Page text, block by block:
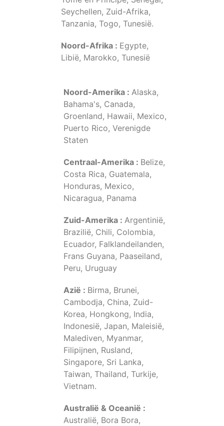
Seychellen, Zuid-Afrika,
Tanzania, Togo, Tunesië.
Noord-Afrika : Egypte,
Libië, Marokko, Tunesië
Noord-Amerika : Alaska,
Bahama's, Canada,
Groenland, Hawaii, Mexico,
Puerto Rico, Verenigde
Staten
Centraal-Amerika : Belize,
Costa Rica, Guatemala,
Honduras, Mexico,
Nicaragua, Panama
Zuid-Amerika : Argentinië,
Brazilië, Chili, Colombia,
Ecuador, Falklandeilanden,
Frans Guyana, Paaseiland,
Peru, Uruguay
Azië : Birma, Brunei,
Cambodja, China, Zuid-
Korea, Hongkong, India,
Indonesië, Japan, Maleisië,
Malediven, Myanmar,
Filipijnen, Rusland,
Singapore, Sri Lanka,
Taiwan, Thailand, Turkije,
Vietnam.
Australië & Oceanië :
Australië, Bora Bora,